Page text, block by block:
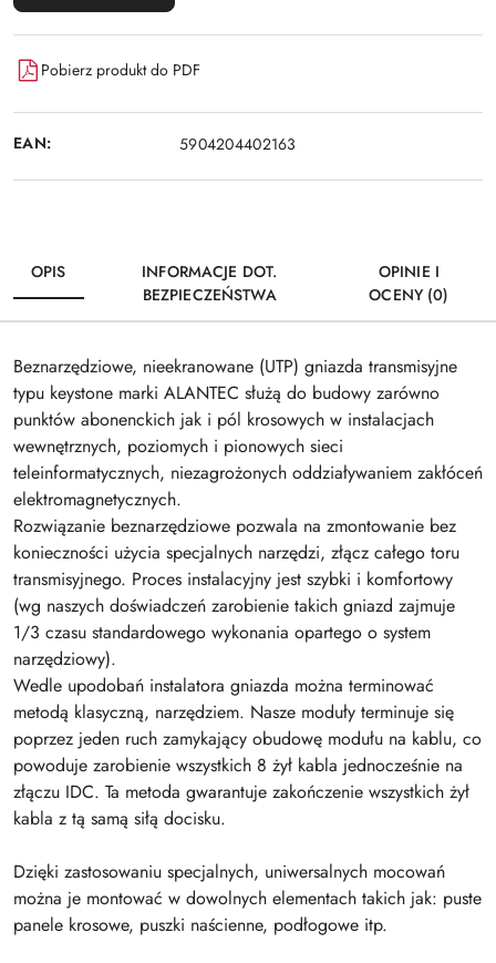
Pobierz produkt do PDF
EAN: 5904204402163
OPIS
INFORMACJE DOT.
BEZPIECZEŃSTWA
OPINIE I
OCENY (0)
Beznarzędziowe, nieekranowane (UTP) gniazda transmisyjne
typu keystone marki ALANTEC służą do budowy zarówno
punktów abonenckich jak i pól krosowych w instalacjach
wewnętrznych, poziomych i pionowych sieci
teleinformatycznych, niezagrożonych oddziaływaniem zakłóceń
elektromagnetycznych.
Rozwiązanie beznarzędziowe pozwala na zmontowanie bez
konieczności użycia specjalnych narzędzi, złącz całego toru
transmisyjnego. Proces instalacyjny jest szybki i komfortowy
(wg naszych doświadczeń zarobienie takich gniazd zajmuje
1/3 czasu standardowego wykonania opartego o system
narzędziowy).
Wedle upodobań instalatora gniazda można terminować
metodą klasyczną, narzędziem. Nasze moduły terminuje się
poprzez jeden ruch zamykający obudowę modułu na kablu, co
powoduje zarobienie wszystkich 8 żył kabla jednocześnie na
złączu IDC. Ta metoda gwarantuje zakończenie wszystkich żył
kabla z tą samą siłą docisku.
Dzięki zastosowaniu specjalnych, uniwersalnych mocowań
można je montować w dowolnych elementach takich jak: puste
panele krosowe, puszki naścienne, podłogowe itp.